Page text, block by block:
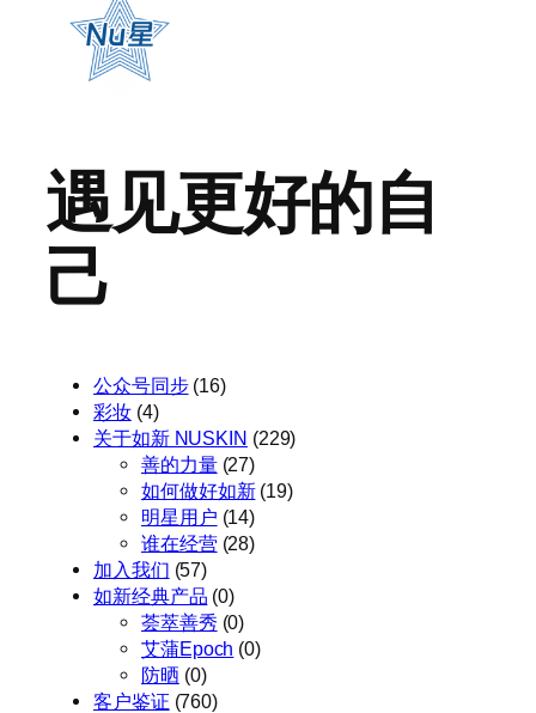
遇见更好的自
己
公众号同步(16)
彩妆(4)
关于如新 NUSKIN (229)
善的力量(27)
如何做好如新(19)
明星用户 (14)
谁在经营(28)
加入我们 (57)
如新经典产品 (0)
荟萃善秀 (0)
艾蒲Epoch (0)
防晒 (0)
客户鉴证 (760)